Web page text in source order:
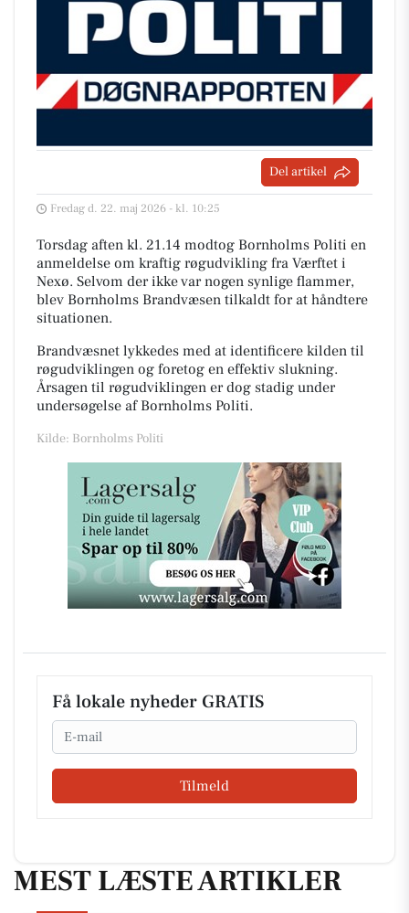
Del artikel
Fredag d. 22. maj 2026 - kl. 10:25
Torsdag aften kl. 21.14 modtog Bornholms Politi en
anmeldelse om kraftig røgudvikling fra Værftet i
Nexø. Selvom der ikke var nogen synlige flammer,
blev Bornholms Brandvæsen tilkaldt for at håndtere
situationen.
Brandvæsnet lykkedes med at identificere kilden til
røgudviklingen og foretog en effektiv slukning.
Årsagen til røgudviklingen er dog stadig under
undersøgelse af Bornholms Politi.
Kilde: Bornholms Politi
Få lokale nyheder GRATIS
Email
Tilmeld
MEST LÆSTE ARTIKLER